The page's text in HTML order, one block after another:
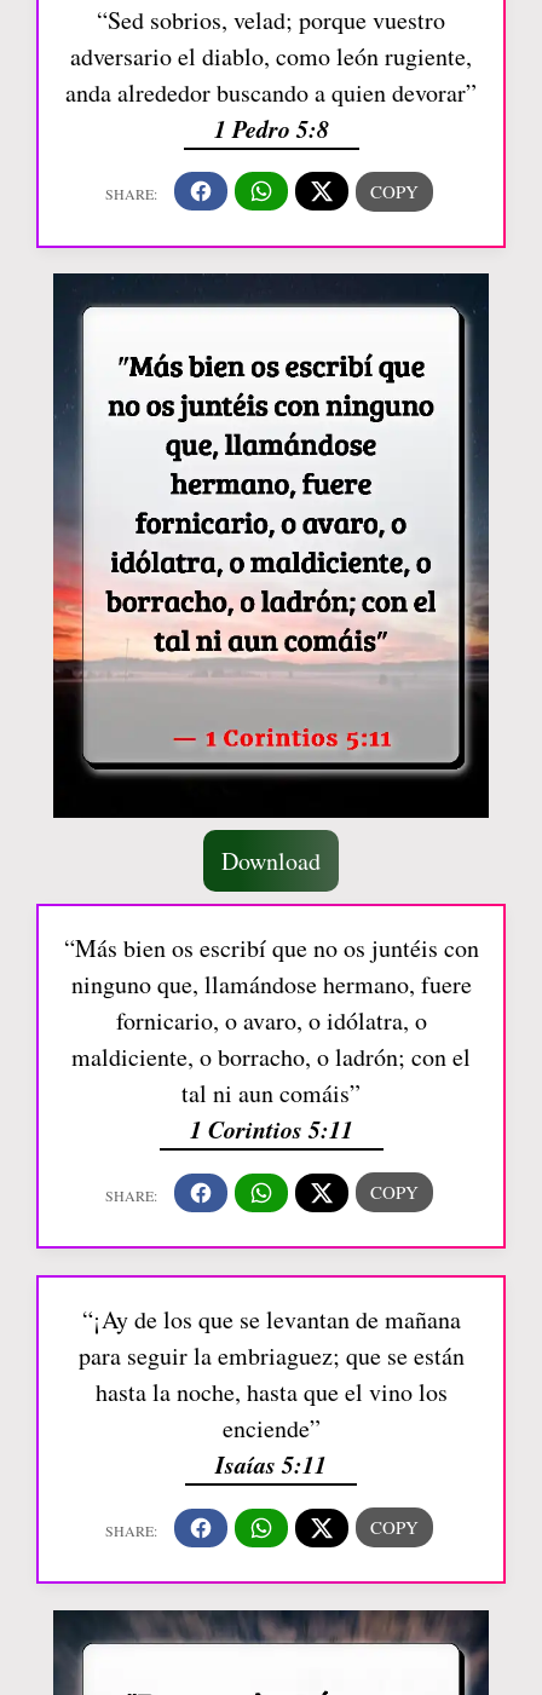
“Sed sobrios, velad; porque vuestro
adversario el diablo, como león rugiente,
anda alrededor buscando a quien devorar”
1 Pedro 5:8
Download
“Más bien os escribí que no os juntéis con
ninguno que, llamándose hermano, fuere
fornicario, o avaro, o idólatra, o
maldiciente, o borracho, o ladrón; con el
tal ni aun comáis”
1 Corintios 5:11
“¡Ay de los que se levantan de mañana
para seguir la embriaguez; que se están
hasta la noche, hasta que el vino los
enciende”
Isaías 5:11